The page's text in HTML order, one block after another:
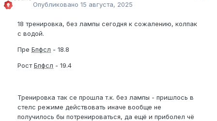
Опубликовано 15 августа, 2025
18 тренировка, без лампы сегодня к сожалению, колпак
с водой.
Пре Бпфсл - 18.8
РостБпфсл - 19.4
Тренировка так се прошла т.к. без лампы - пришлось в
стелс режиме действовать иначе вообще не
получилось бы потренироваться, да ещё и приболел чё